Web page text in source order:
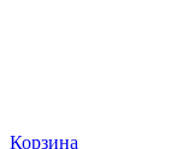
Корзина